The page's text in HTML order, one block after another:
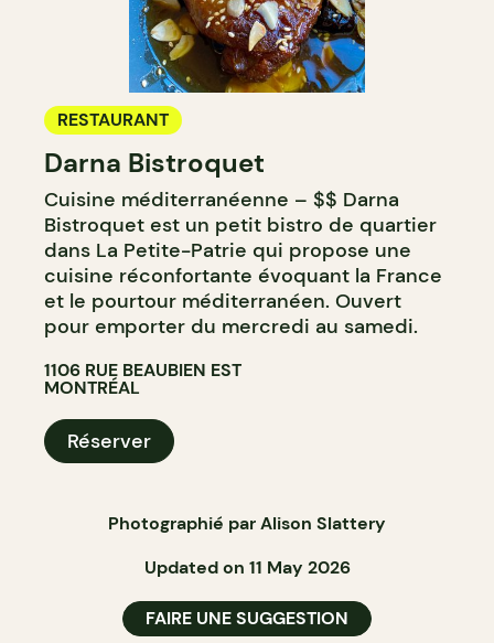
RESTAURANT
Darna Bistroquet
Cuisine méditerranéenne – $$ Darna
Bistroquet est un petit bistro de quartier
dans La Petite-Patrie qui propose une
cuisine réconfortante évoquant la France
et le pourtour méditerranéen. Ouvert
pour emporter du mercredi au samedi.
1106 RUE BEAUBIEN EST
MONTRÉAL
Réserver
Photographié par Alison Slattery
Updated on 11 May 2026
FAIRE UNE SUGGESTION